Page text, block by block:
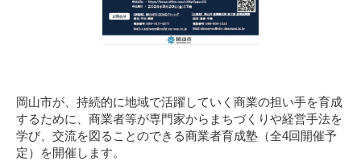
岡山市が、持続的に地域で活躍していく商業の担い手を育成
するために、商業者等が専門家からまちづくりや経営手法を
学び、交流を図ることのできる商業者育成塾（全4回開催予
定）を開催します。